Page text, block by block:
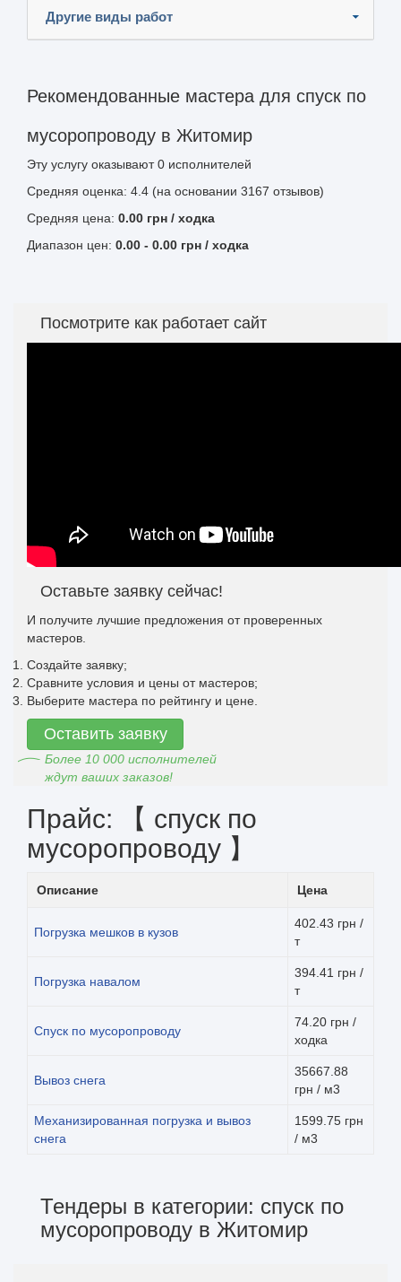
Другие виды работ
Рекомендованные мастера для спуск по
мусоропроводу в Житомир
Эту услугу оказывают0 исполнителей
Средняя оценка: 4.4 (на основании 3167 отзывов)
Средняя цена: 0.00 грн / ходка
Диапазон цен: 0.00 - 0.00 грн / ходка
Посмотрите как работает сайт
Оставьте заявку сейчас!
И получите лучшие предложения от проверенных
мастеров.
Создайте заявку;
Сравните условия и цены от мастеров;
Выберите мастера по рейтингу и цене.
Оставить заявку
Более 10 000 исполнителей
ждут ваших заказов!
Прайс: 【 спуск по
мусоропроводу 】
Описание Цена
Погрузка мешков в кузов
402.43 грн /
т
Погрузка навалом
394.41 грн /
т
Спуск по мусоропроводу
74.20 грн /
ходка
Вывоз снега
35667.88
грн / м3
Механизированная погрузка и вывоз
снега
1599.75 грн
/ м3
Тендеры в категории: спуск по
мусоропроводу в Житомир